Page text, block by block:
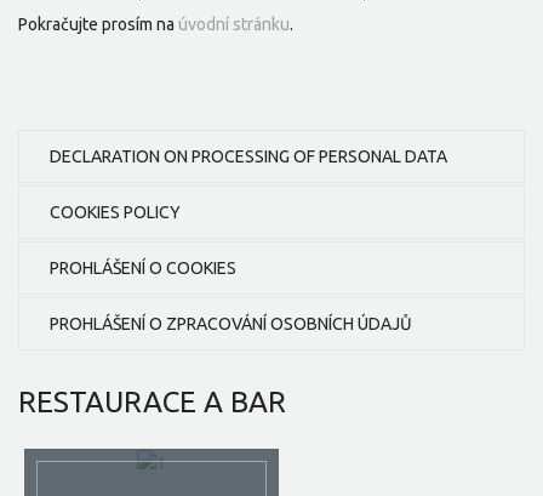
Pokračujte prosím na úvodní stránku.
DECLARATION ON PROCESSING OF PERSONAL DATA
COOKIES POLICY
PROHLÁŠENÍ O COOKIES
PROHLÁŠENÍ O ZPRACOVÁNÍ OSOBNÍCH ÚDAJŮ
RESTAURACE A BAR